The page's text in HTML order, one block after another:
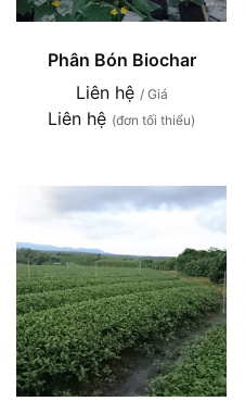
Phân Bón Biochar
Liên hệ / Giá
Liên hệ (đơn tối thiểu)